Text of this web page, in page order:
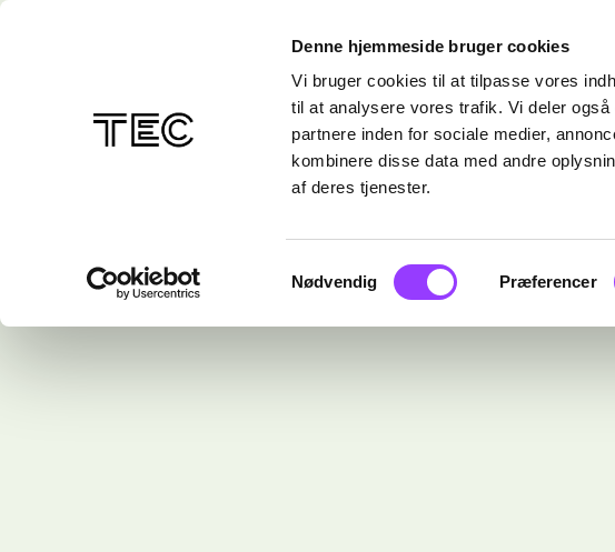
Denne hjemmeside bruger cookies
Vi bruger cookies til at tilpasse vores
til at analysere vores trafik. Vi deler
partnere inden for sociale medier,
kombinere disse data med andre
af deres tjenester.
Samtykkevalg
Nødvendig Præferencer